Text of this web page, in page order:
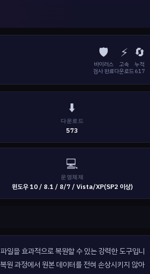
🛡️
바이러스
검사 완료
⚡
고속
다운로드
🔄
누적
617
⬇️
다운로드
573
💻
운영체제
윈도우 10 / 8.1 / 8/7 / Vista/XP(SP2 이상)
을 효과적으로 복원할 수 있는 강력한 도구입니
원 과정에서 원본 데이터를 전혀 손상시키지 않아